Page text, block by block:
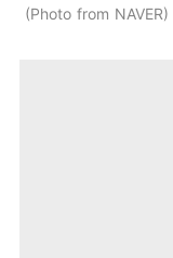
Photo from NAVER